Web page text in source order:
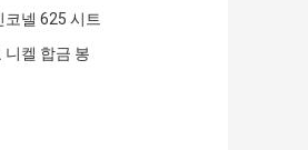
코넬 625 시트
니켈 합금 봉